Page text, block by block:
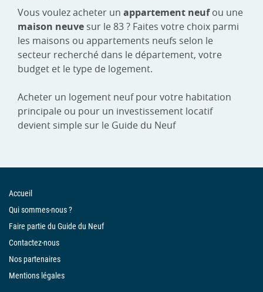
Vous voulez acheter un appartement neufou une
maison neuve sur le 83 ? Faites votre choix parmi
les maisons ou appartements neufs selon le
secteur recherché dans le département, votre
budget et le type de logement.
Acheter un logement neuf pour votre habitation
principale ou pour un investissement locatif
devient simple sur le Guide du Neuf
Accueil
Qui sommes-nous ?
Faire partie du Guide du Neuf
Contactez-nous
Nos partenaires
Mentions légales